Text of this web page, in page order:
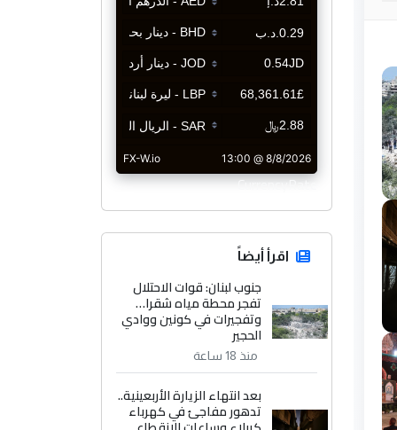
CurrencyRate
اقرأ أيضاً
جنوب لبنان: قوات الاحتلال
تفجر محطة مياه شقرا…
وتفجيرات في كونين ووادي
الحجير
منذ 18 ساعة
بعد انتهاء الزيارة الأربعينية..
تدهور مفاجئ في كهرباء